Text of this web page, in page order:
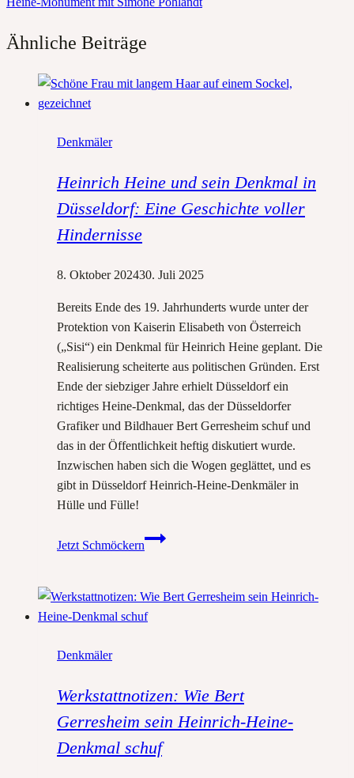
Ähnliche Beiträge
Denkmäler
Heinrich Heine und sein Denkmal in
Düsseldorf: Eine Geschichte voller
Hindernisse
8. Oktober 202430. Juli 2025
Bereits Ende des 19. Jahrhunderts wurde unter der
Protektion von Kaiserin Elisabeth von Österreich
(„Sisi“) ein Denkmal für Heinrich Heine geplant. Die
Realisierung scheiterte aus politischen Gründen. Erst
Ende der siebziger Jahre erhielt Düsseldorf ein
richtiges Heine-Denkmal, das der Düsseldorfer
Grafiker und Bildhauer Bert Gerresheim schuf und
das in der Öffentlichkeit heftig diskutiert wurde.
Inzwischen haben sich die Wogen geglättet, und es
gibt in Düsseldorf Heinrich-Heine-Denkmäler in
Hülle und Fülle!
Jetzt Schmöckern
Heinrich
sein
Denkmal
Geschichte
voller
Hindernisse
Denkmäler
Werkstattnotizen: Wie Bert
Gerresheim sein Heinrich-Heine-
Denkmal schuf